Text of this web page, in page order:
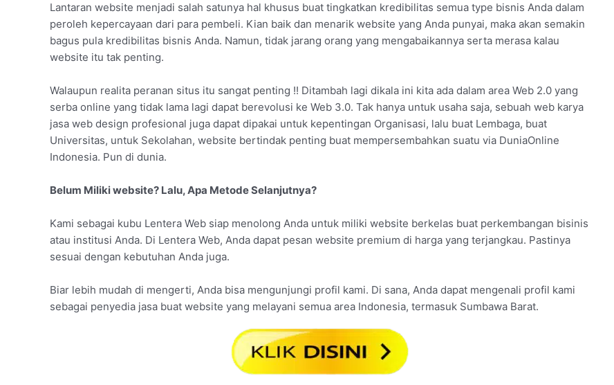
Lantaran website menjadi salah satunya hal khusus buat tingkatkan kredibilitas semua type bisnis Anda dalam
peroleh kepercayaan dari para pembeli. Kian baik dan menarik website yang Anda punyai, maka akan semakin
bagus pula kredibilitas bisnis Anda. Namun, tidak jarang orang yang mengabaikannya serta merasa kalau
website itu tak penting.
Walaupun realita peranan situs itu sangat penting !! Ditambah lagi dikala ini kita ada dalam area Web 2.0 yang
serba online yang tidak lama lagi dapat berevolusi ke Web 3.0. Tak hanya untuk usaha saja, sebuah web karya
jasa web design profesional juga dapat dipakai untuk kepentingan Organisasi, lalu buat Lembaga, buat
Universitas, untuk Sekolahan, website bertindak penting buat mempersembahkan suatu via DuniaOnline
Indonesia. Pun di dunia.
Belum Miliki website? Lalu, Apa Metode Selanjutnya?
Kami sebagai kubu Lentera Web siap menolong Anda untuk miliki website berkelas buat perkembangan bisinis
atau institusi Anda. Di Lentera Web, Anda dapat pesan website premium di harga yang terjangkau. Pastinya
sesuai dengan kebutuhan Anda juga.
Biar lebih mudah di mengerti, Anda bisa mengunjungi profil kami. Di sana, Anda dapat mengenali profil kami
sebagai penyedia jasa buat website yang melayani semua area Indonesia, termasuk Sumbawa Barat.